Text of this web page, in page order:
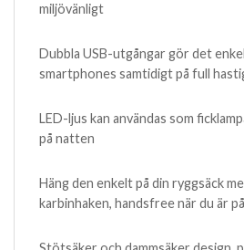
miljövänligt
Dubbla USB-utgångar gör det
smartphones samtidigt på full
LED-ljus kan användas som
på natten
Häng den enkelt på din ryggsäck
karbinhaken, handsfree när du är